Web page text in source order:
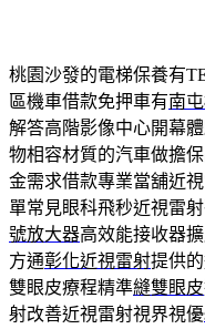
桃園沙發的電梯保養有
區機車借款免押車有南
解答高階影像中心開幕
物相容材質的汽車做擔
金需求借款專業當舖近
單常見眼科飛秒近視雷
號放大器高效能接收器
方通彰化近視雷射提供
雙眼皮療程精準縫雙眼皮
射改善近視雷射視界視優